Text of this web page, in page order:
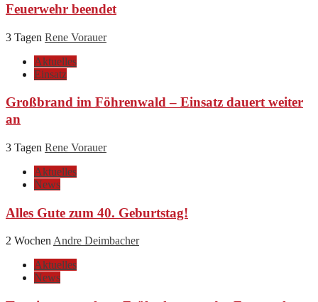
Feuerwehr beendet
3 Tagen Rene Vorauer
Aktuelles
Einsatz
Großbrand im Föhrenwald – Einsatz dauert weiter
an
3 Tagen Rene Vorauer
Aktuelles
News
Alles Gute zum 40. Geburtstag!
2 Wochen Andre Deimbacher
Aktuelles
News